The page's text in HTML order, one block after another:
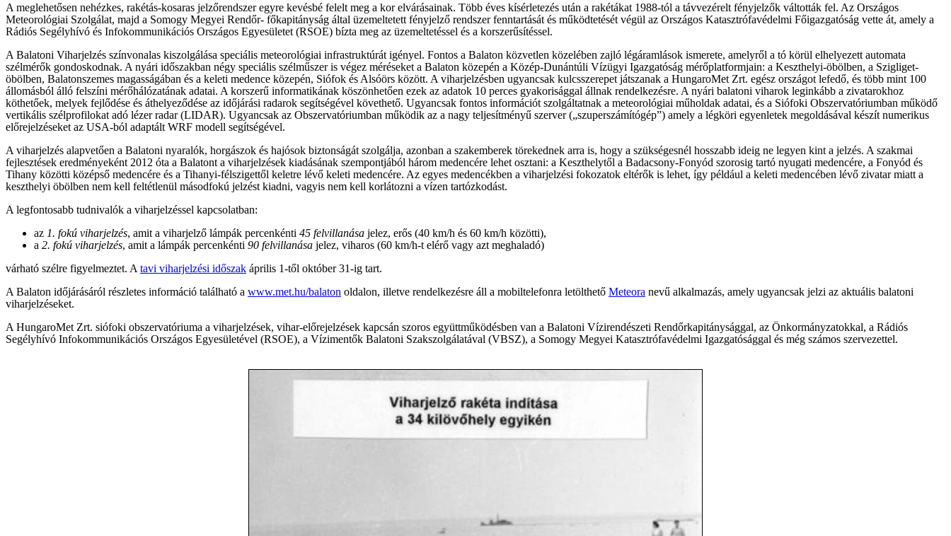
A meglehetősen nehézkes, rakétás-kosaras jelzőrendszer egyre kevésbé felelt meg a kor elvárásainak. Több éves kísérletezés után a rakétákat 1988-tól a távvezérelt fényjelzők váltották fel. Az Országos
Meteorológiai Szolgálat, majd a Somogy Megyei Rendőr- főkapitányság által üzemeltetett fényjelző rendszer fenntartását és működtetését végül az Országos Katasztrófavédelmi Főigazgatóság vette át, amely a
Rádiós Segélyhívó és Infokommunikációs Országos Egyesületet (RSOE) bízta meg az üzemeltetéssel és a korszerűsítéssel.
A Balatoni Viharjelzés színvonalas kiszolgálása speciális meteorológiai infrastruktúrát igényel. Fontos a Balaton közvetlen közelében zajló légáramlások ismerete, amelyről a tó körül elhelyezett automata
szélmérők gondoskodnak. A nyári időszakban négy speciális szélműszer is végez méréseket a Balaton közepén a Közép-Dunántúli Vízügyi Igazgatóság mérőplatformjain: a Keszthelyi-öbölben, a Szigliget-
öbölben, Balatonszemes magasságában és a keleti medence közepén, Siófok és Alsóörs között. A viharjelzésben ugyancsak kulcsszerepet játszanak a HungaroMet Zrt. egész országot lefedő, és több mint 100
állomásból álló felszíni mérőhálózatának adatai. A korszerű informatikának köszönhetően ezek az adatok 10 perces gyakorisággal állnak rendelkezésre. A nyári balatoni viharok leginkább a zivatarokhoz
köthetőek, melyek fejlődése és áthelyeződése az időjárási radarok segítségével követhető. Ugyancsak fontos információt szolgáltatnak a meteorológiai műholdak adatai, és a Siófoki Obszervatóriumban működő
vertikális szélprofilokat adó lézer radar (LIDAR). Ugyancsak az Obszervatóriumban működik az a nagy teljesítményű szerver („szuperszámítógép”) amely a légköri egyenletek megoldásával készít numerikus
előrejelzéseket az USA-ból adaptált WRF modell segítségével.
A viharjelzés alapvetően a Balatoni nyaralók, horgászok és hajósok biztonságát szolgálja, azonban a szakemberek törekednek arra is, hogy a szükségesnél hosszabb ideig ne legyen kint a jelzés. A szakmai
fejlesztések eredményeként 2012 óta a Balatont a viharjelzések kiadásának szempontjából három medencére lehet osztani: a Keszthelytől a Badacsony-Fonyód szorosig tartó nyugati medencére, a Fonyód és
Tihany közötti középső medencére és a Tihanyi-félszigettől keletre lévő keleti medencére. Az egyes medencékben a viharjelzési fokozatok eltérők is lehet, így például a keleti medencében lévő zivatar miatt a
keszthelyi öbölben nem kell feltétlenül másodfokú jelzést kiadni, vagyis nem kell korlátozni a vízen tartózkodást.
A legfontosabb tudnivalók a viharjelzéssel kapcsolatban:
az 1. fokú viharjelzés, amit a viharjelző lámpák percenkénti 45 felvillanása jelez, erős (40 km/h és 60 km/h közötti),
a 2. fokú viharjelzés, amit a lámpák percenkénti 90 felvillanása jelez, viharos (60 km/h-t elérő vagy azt meghaladó)
várható szélre figyelmeztet. A tavi viharjelzési időszak április 1-től október 31-ig tart.
A Balaton időjárásáról részletes információ található a www.met.hu/balaton oldalon, illetve rendelkezésre áll a mobiltelefonra letölthető Meteora nevű alkalmazás, amely ugyancsak jelzi az aktuális balatoni
viharjelzéseket.
A HungaroMet Zrt. siófoki obszervatóriuma a viharjelzések, vihar-előrejelzések kapcsán szoros együttműködésben van a Balatoni Vízirendészeti Rendőrkapitánysággal, az Önkormányzatokkal, a Rádiós
Segélyhívó Infokommunikációs Országos Egyesületével (RSOE), a Vízimentők Balatoni Szakszolgálatával (VBSZ), a Somogy Megyei Katasztrófavédelmi Igazgatósággal és még számos szervezettel.